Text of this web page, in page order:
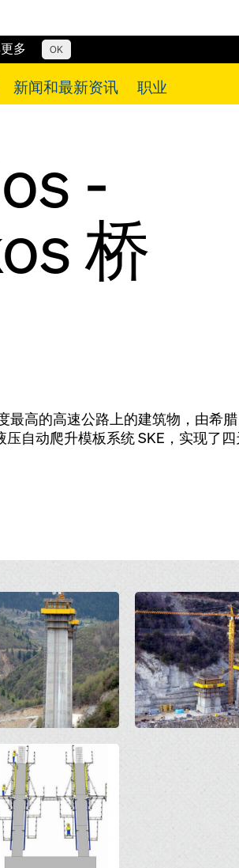
多 OK
新闻和最新资讯 职业
-
桥
高的高速公路上的建筑物，由希腊
自动爬升模板系统 SKE，实现了
Open